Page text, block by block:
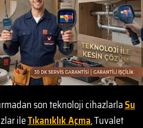
son teknoloji cihazlarlaSu
ileTıkanıklık Açma, Tuvalet